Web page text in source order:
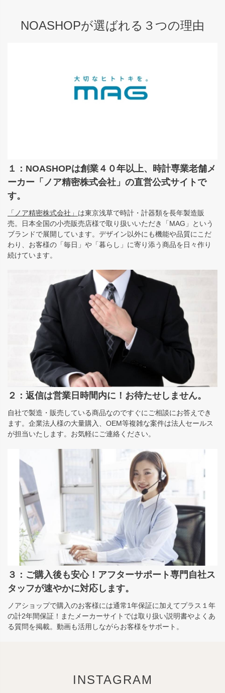
NOASHOPが選ばれる３つの理由
１：NOASHOPは創業４０年以上、時計専業老舗メ
ーカー「ノア精密株式会社」の直営公式サイトで
す。
「ノア精密株式会社」 は東京浅草で時計・計器類を長年製造販
売。日本全国の小売販売店様で取り扱いいただき「MAG」という
ブランドで展開しています。デザイン以外にも機能や品質にこだ
わり、お客様の「毎日」や「暮らし」に寄り添う商品を日々作り
続けています。
２：返信は営業日時間内に！お待たせしません。
自社で製造・販売している商品なのですぐにご相談にお答えでき
ます。企業法人様の大量購入、OEM等複雑な案件は法人セールス
が担当いたします。お気軽にご連絡ください。
３：ご購入後も安心！アフターサポート専門自社ス
タッフが速やかに対応します。
ノアショップで購入のお客様には通常1年保証に加えてプラス１年
の計2年間保証！またメーカーサイトでは取り扱い説明書やよくあ
る質問を掲載。動画も活用しながらお客様をサポート。
INSTAGRAM